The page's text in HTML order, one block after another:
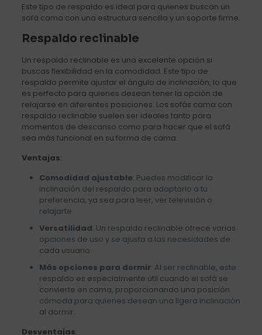
Este tipo de respaldo es ideal para quienes buscan un
sofá cama con una estructura sencilla y un soporte firme.
Respaldo reclinable
Un respaldo reclinable es una excelente opción si
buscas flexibilidad en la comodidad. Este tipo de
respaldo permite ajustar el ángulo de inclinación, lo que
es perfecto para quienes desean tener la opción de
relajarse en diferentes posiciones. Los sofás cama con
respaldo reclinable suelen ser ideales tanto para
momentos de descanso como para hacer que el sofá
sea más funcional en su forma de cama.
Ventajas:
Comodidad ajustable: Puedes modificar la
inclinación del respaldo para adaptarlo a tu
preferencia, ya sea para leer, ver televisión o
relajarte.
Versatilidad: Un respaldo reclinable ofrece varias
opciones de uso y se ajusta a las necesidades de
cada usuario.
Más opciones para dormir: Al ser reclinable, este
respaldo es especialmente útil cuando el sofá se
convierte en cama, proporcionando una posición
cómoda para quienes desean una ligera inclinación
al dormir.
Desventajas: